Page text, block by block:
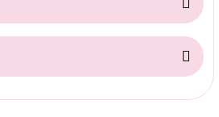
ürün açıklamalarında ve diğer